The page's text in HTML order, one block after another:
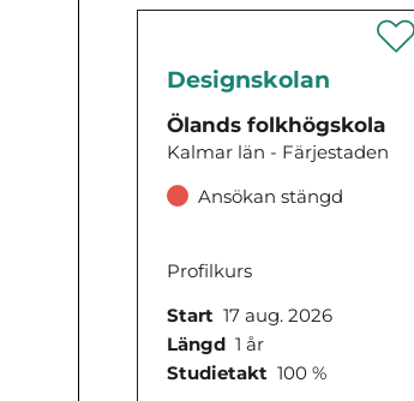
Designskolan
Ölands folkhögskola
Kalmar län - Färjestaden
Ansökan stängd
Profilkurs
Start 17 aug. 2026
Längd 1 år
Studietakt 100 %